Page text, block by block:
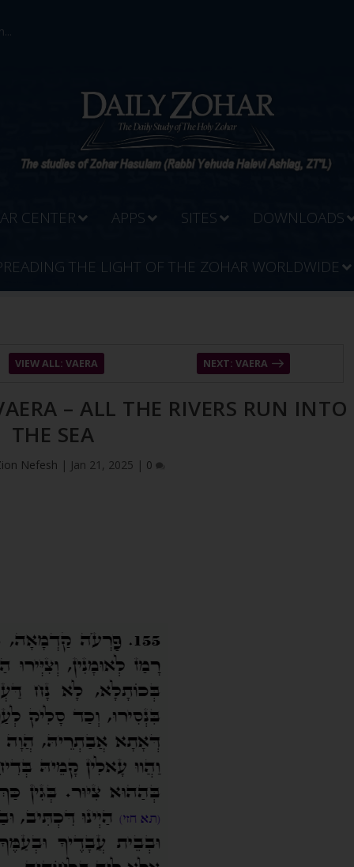
CENTER APPS SITES DOWNLOADS
THE LIGHT OF THE ZOHAR WORLDWIDE
VIEW ALL: VAERA NEXT: VAERA
– ALL THE RIVERS RUN INTO
THE SEA
Nefesh | Jan 21, 2025 | 0